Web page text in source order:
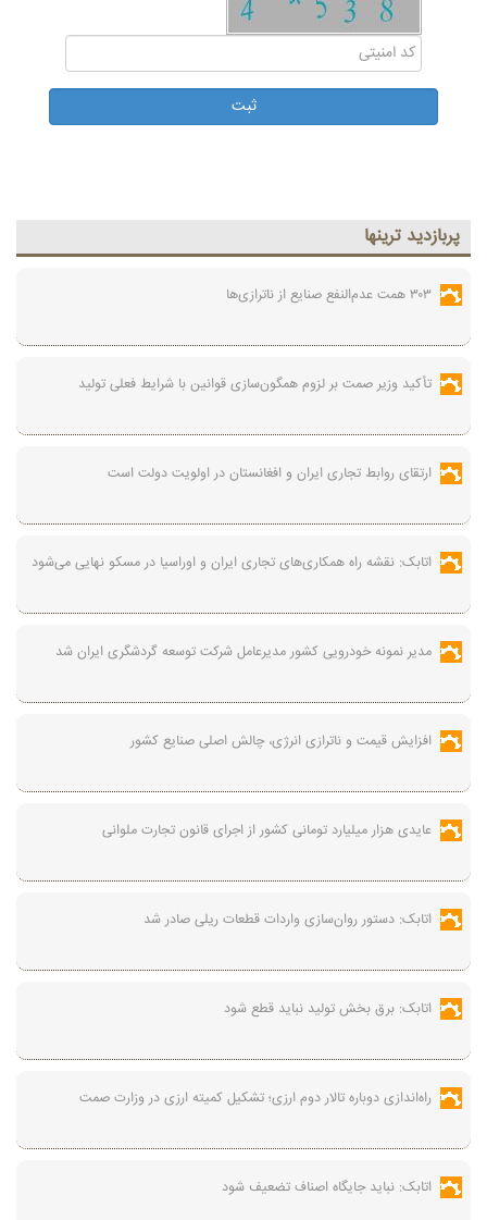
پربازديد ترينها
۳۰۳ همت عدم‌النفع صنایع از ناترازی‌ها
تأکید وزیر صمت بر لزوم همگون‌سازی قوانین با شرایط فعلی تولید
ارتقای روابط تجاری ایران و افغانستان در اولویت دولت است
اتابک: نقشه راه همکاری‌های تجاری ایران و اوراسیا در مسکو نهایی می‌شود
مدیر نمونه خودرویی کشور مدیرعامل شرکت توسعه گردشگری ایران شد
افزایش قیمت و ناترازی انرژی، چالش اصلی صنایع کشور
عایدی هزار میلیارد تومانی کشور از اجرای قانون تجارت ملوانی
اتابک: دستور روان‌سازی واردات قطعات ریلی صادر شد
اتابک: برق بخش تولید نباید قطع شود
راه‌اندازی دوباره تالار دوم ارزی؛ تشکیل کمیته ارزی در وزارت صمت
اتابک: نباید جایگاه اصناف تضعیف شود